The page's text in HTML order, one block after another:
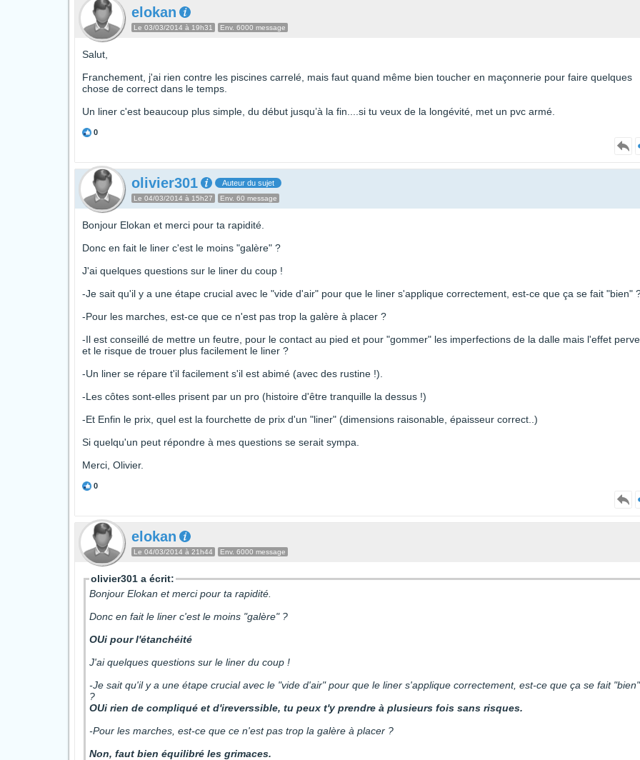
elokan
Le 03/03/2014 à 19h31 Env. 6000 message
Salut,
Franchement, j'ai rien contre les piscines carrelé, mais faut quand même bien toucher en maçonnerie pour faire quelques
chose de correct dans le temps.
Un liner c'est beaucoup plus simple, du début jusqu’à la fin....si tu veux de la longévité, met un pvc armé.
0
olivier301 Auteur du sujet
Le 04/03/2014 à 15h27 Env. 60 message
Bonjour Elokan et merci pour ta rapidité.
Donc en fait le liner c'est le moins "galère" ?
J'ai quelques questions sur le liner du coup !
-Je sait qu'il y a une étape crucial avec le "vide d'air" pour que le liner s'applique correctement, est-ce que ça se fait "bien"
-Pour les marches, est-ce que ce n'est pas trop la galère à placer ?
-Il est conseillé de mettre un feutre, pour le contact au pied et pour "gommer" les imperfections de la dalle mais l'effet
et le risque de trouer plus facilement le liner ?
-Un liner se répare t'il facilement s'il est abimé (avec des rustine !).
-Les côtes sont-elles prisent par un pro (histoire d'être tranquille la dessus !)
-Et Enfin le prix, quel est la fourchette de prix d'un "liner" (dimensions raisonable, épaisseur correct..)
Si quelqu'un peut répondre à mes questions se serait sympa.
Merci, Olivier.
0
elokan
Le 04/03/2014 à 21h44 Env. 6000 message
olivier301 a écrit:
Bonjour Elokan et merci pour ta rapidité.
Donc en fait le liner c'est le moins "galère" ?
OUi pour l'étanchéité
J'ai quelques questions sur le liner du coup !
-Je sait qu'il y a une étape crucial avec le "vide d'air" pour que le liner s'applique correctement, est-ce que ça se fait "bien"
?
OUi rien de compliqué et d'ireverssible, tu peux t'y prendre à plusieurs fois sans risques.
-Pour les marches, est-ce que ce n'est pas trop la galère à placer ?
Non, faut bien équilibré les grimaces.